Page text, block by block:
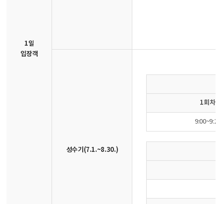
1일
입장객
성수기(7.1.~8.30.)
1회차
9:00~9:20